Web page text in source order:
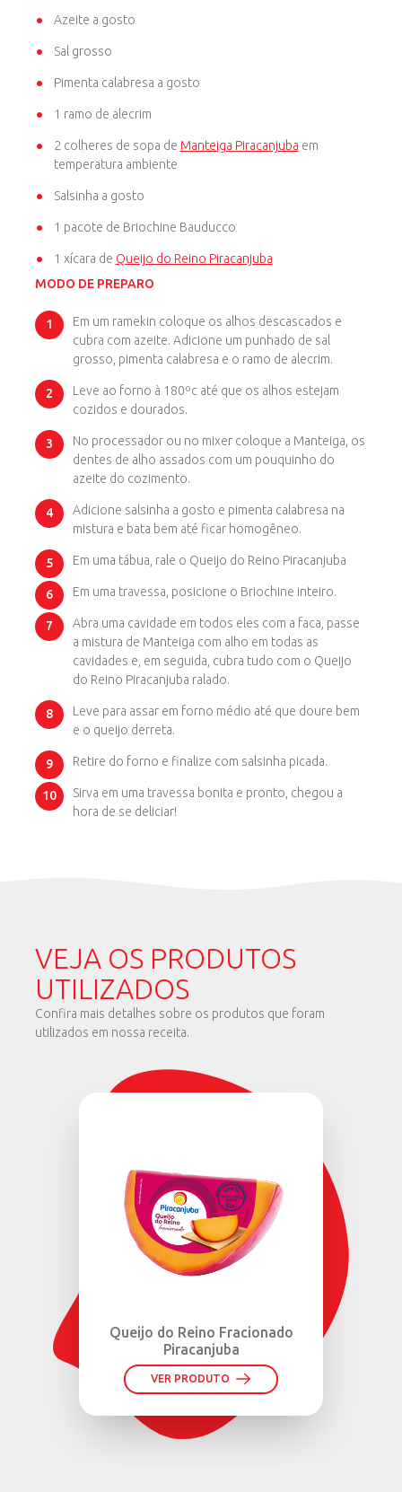
Azeite a gosto
Sal grosso
Pimenta calabresa a gosto
1 ramo de alecrim
2 colheres de sopa de Manteiga Piracanjuba em
temperatura ambiente
Salsinha a gosto
1 pacote de Briochine Bauducco
1 xícara de Queijo do Reino Piracanjuba
MODO DE PREPARO
Em um ramekin coloque os alhos descascados e
cubra com azeite. Adicione um punhado de sal
grosso, pimenta calabresa e o ramo de alecrim.
Leve ao forno à 180ºc até que os alhos estejam
cozidos e dourados.
No processador ou no mixer coloque a Manteiga, os
dentes de alho assados com um pouquinho do
azeite do cozimento.
Adicione salsinha a gosto e pimenta calabresa na
mistura e bata bem até ficar homogêneo.
Em uma tábua, rale o Queijo do Reino Piracanjuba
Em uma travessa, posicione o Briochine inteiro.
Abra uma cavidade em todos eles com a faca, passe
a mistura de Manteiga com alho em todas as
cavidades e, em seguida, cubra tudo com o Queijo
do Reino Piracanjuba ralado.
Leve para assar em forno médio até que doure bem
e o queijo derreta.
Retire do forno e finalize com salsinha picada.
Sirva em uma travessa bonita e pronto, chegou a
hora de se deliciar!
VEJA OS PRODUTOS
UTILIZADOS
Confira mais detalhes sobre os produtos que foram
utilizados em nossa receita.
Queijo do Reino Fracionado
Piracanjuba
VER PRODUTO